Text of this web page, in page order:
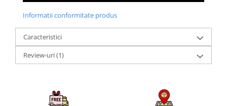
Informatii conformitate produs
Caracteristici
Review-uri(1)